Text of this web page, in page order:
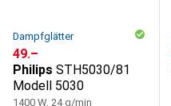
Dampfglätter
CHF
49.–
Philips STH5030/81
Modell 5030
1400 W, 24 g/min